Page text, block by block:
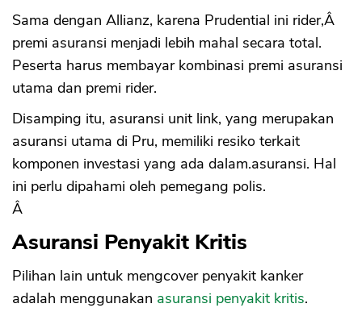
Sama dengan Allianz, karena Prudential ini rider,Â
premi asuransi menjadi lebih mahal secara total.
Peserta harus membayar kombinasi premi asuransi
utama dan premi rider.
Disamping itu, asuransi unit link, yang merupakan
asuransi utama di Pru, memiliki resiko terkait
komponen investasi yang ada dalam.asuransi. Hal
ini perlu dipahami oleh pemegang polis.
Â
Asuransi Penyakit Kritis
Pilihan lain untuk mengcover penyakit kanker
adalah menggunakan asuransi penyakit kritis.